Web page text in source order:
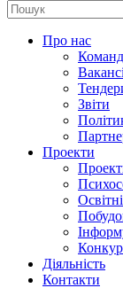
Про нас
Звіти
Проекти
Діяльність
Контакти